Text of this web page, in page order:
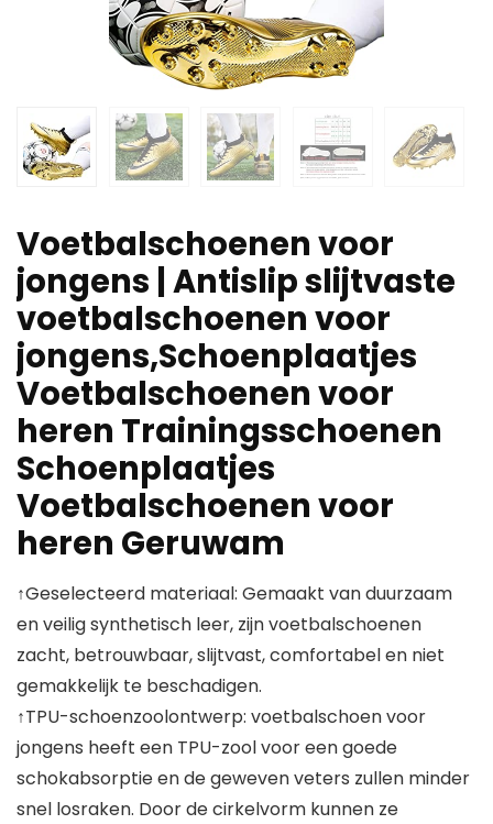
Voetbalschoenen voor
jongens | Antislip slijtvaste
voetbalschoenen voor
jongens,Schoenplaatjes
Voetbalschoenen voor
heren Trainingsschoenen
Schoenplaatjes
Voetbalschoenen voor
heren Geruwam
↑Geselecteerd materiaal: Gemaakt van duurzaam
en veilig synthetisch leer, zijn voetbalschoenen
zacht, betrouwbaar, slijtvast, comfortabel en niet
gemakkelijk te beschadigen.
↑TPU-schoenzoolontwerp: voetbalschoen voor
jongens heeft een TPU-zool voor een goede
schokabsorptie en de geweven veters zullen minder
snel losraken. Door de cirkelvorm kunnen ze